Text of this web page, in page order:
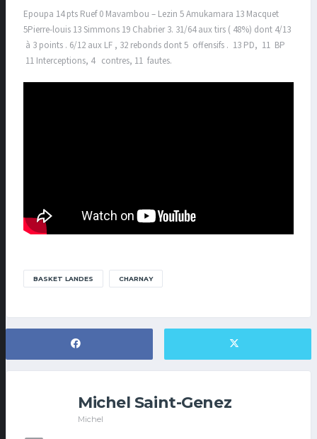
Epoupa 14 pts Ruef 0 Mavambou – Lezin 5 Amukamara 13 Macquet
5Pierre-louis 13 Simmons 19 Chabrier 3. 31/64 aux tirs ( 48%) dont 4/13
à 3 points . 6/12 aux LF , 32 rebonds dont 5 offensifs . 13 PD, 11 BP
11 Interceptions, 4 contres, 11 fautes.
BASKET LANDES CHARNAY
Michel Saint-Genez
Michel